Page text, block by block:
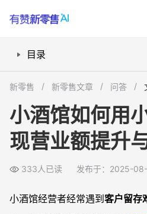
目录
会员充值和储值券如何锁定长期
小程序系统还能做哪些营销推广
小酒馆刚上线小程序，怎样最快吸引
小程序消息推送频率怎么把握？会不
新零售 新零售文章 问答
小酒馆如何用
现营业额提升
333人已读 发布于：2025-
小酒馆经营者经常遇到 客户留存